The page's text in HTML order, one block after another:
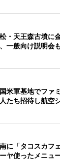
・天王森古墳に
一般向け説明会
米軍基地でファ
たち招待し航空
に「タコスカフ
ヤ使ったメニュ